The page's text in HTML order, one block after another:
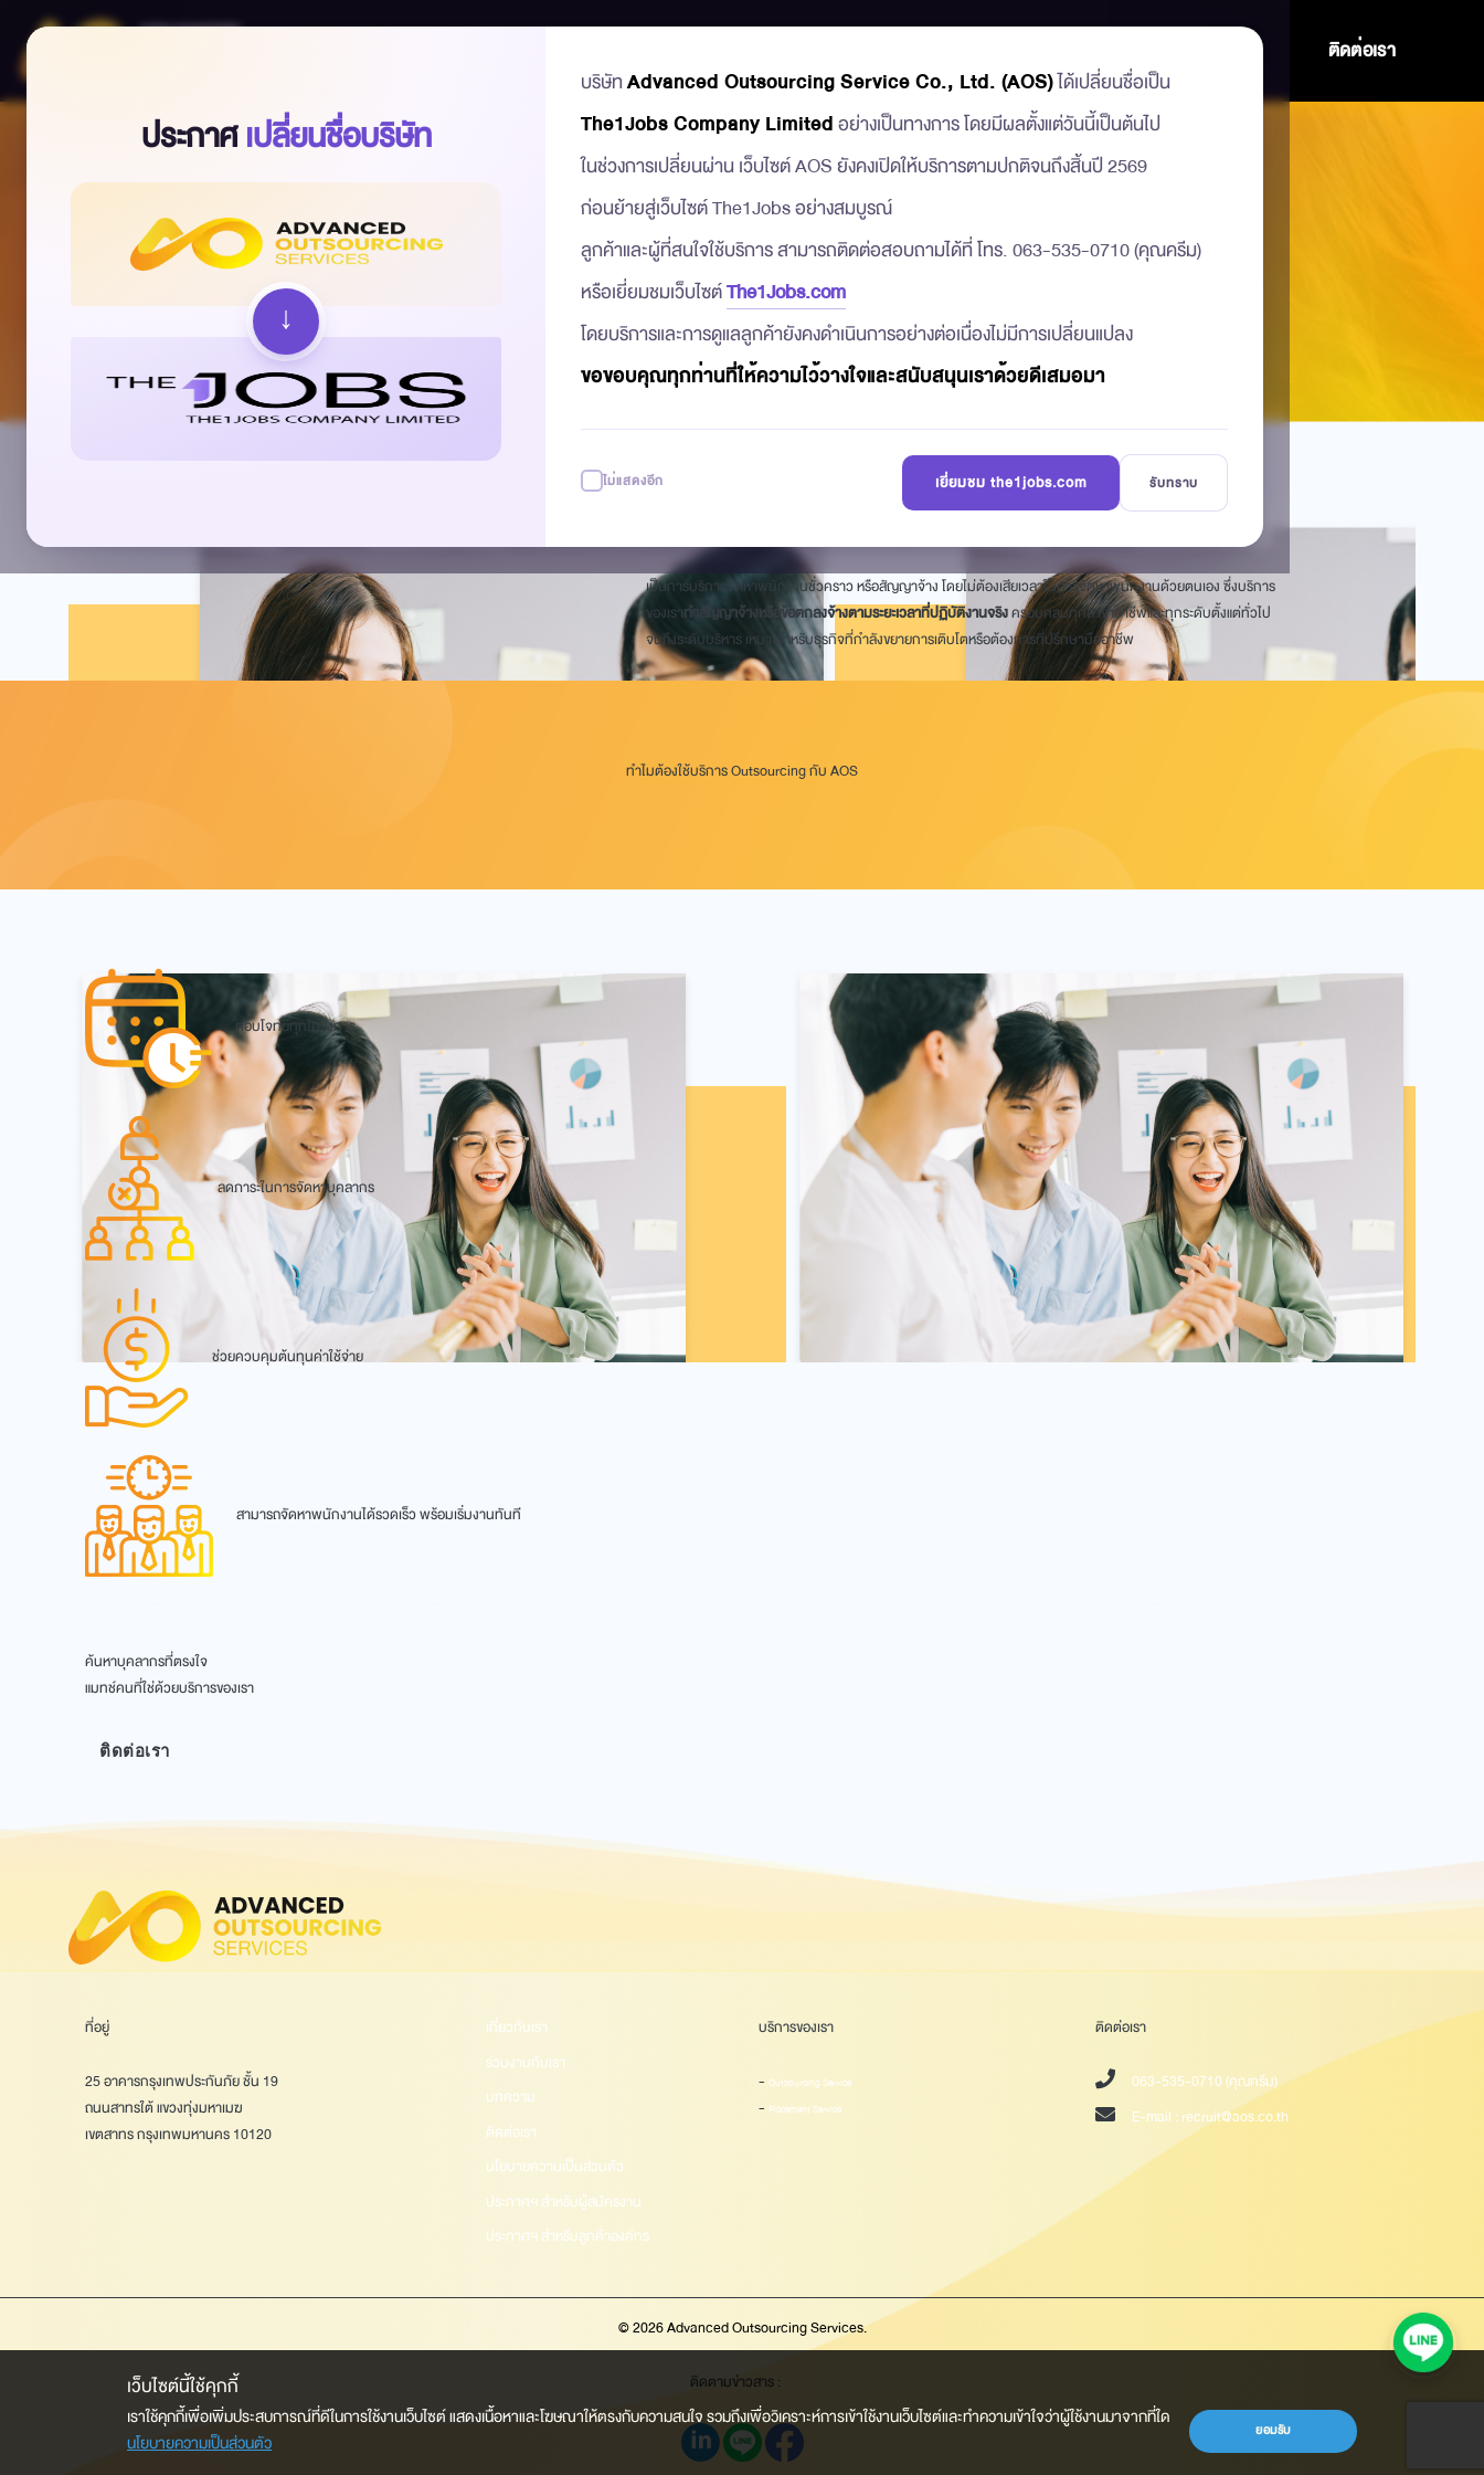
ติดต่อเรา
ประกาศเปลี่ยนชื่อบริษัท
↓
บริษัทAdvanced Outsourcing Service Co., Ltd. (AOS)ได้เปลี่ยนชื่อเป็น
The1Jobs Company Limitedอย่างเป็นทางการ โดยมีผลตั้งแต่วันนี้เป็นต้นไป
ในช่วงการเปลี่ยนผ่าน เว็บไซต์ AOS ยังคงเปิดให้บริการตามปกติจนถึงสิ้นปี 2569
ก่อนย้ายสู่เว็บไซต์ The1Jobs อย่างสมบูรณ์
ลูกค้าและผู้ที่สนใจใช้บริการ สามารถติดต่อสอบถามได้ที่ โทร. 063-535-0710 (คุณครีม)
หรือเยี่ยมชมเว็บไซต์The1Jobs.com
โดยบริการและการดูแลลูกค้ายังคงดำเนินการอย่างต่อเนื่องไม่มีการเปลี่ยนแปลง
ขอขอบคุณทุกท่านที่ให้ความไว้วางใจและสนับสนุนเราด้วยดีเสมอมา
ไม่แสดงอีก เยี่ยมชม the1jobs.com รับทราบ
บริการ Outsource
เป็นการบริการจัดหาพนักงานชั่วคราว หรือสัญญาจ้าง โดยไม่ต้องเสียเวลาในการจัดหาพนักงานด้วยตนเอง ซึ่งบริการ
ของเราทำสัญญาจ้างหรือข้อตกลงจ้างตามระยะเวลาที่ปฏิบัติงานจริงครอบคลุมทุกสาขาอาชีพและทุกระดับตั้งแต่ทั่วไป
จนถึงระดับบริหาร เหมาะสำหรับธุรกิจที่กำลังขยายการเติบโตหรือต้องการที่ปรึกษามืออาชีพ
ทำไมต้องใช้บริการ Outsourcing กับ AOS
ตอบโจทย์ทุกโครงการ
ลดภาระในการจัดหาบุคลากร
ช่วยควบคุมต้นทุนค่าใช้จ่าย
สามารถจัดหาพนักงานได้รวดเร็ว พร้อมเริ่มงานทันที
ค้นหาบุคลากรที่ตรงใจ
แมทช์คนที่ใช่ด้วยบริการของเรา
ติดต่อเรา
เว็บไซต์นี้ใช้คุกกี้
เราใช้คุกกี้เพื่อเพิ่มประสบการณ์ที่ดีในการใช้งานเว็บไซต์ แสดงเนื้อหาและโฆษณาให้ตรงกับความสนใจ รวมถึงเพื่อวิเคราะห์การเข้าใช้งานเว็บไซต์และทำความเข้าใจว่าผู้ใช้งานมาจากที่ใด
นโยบายความเป็นส่วนตัว
ยอมรับ
ที่อยู่
25 อาคารกรุงเทพประกันภัย ชั้น 19
ถนนสาทรใต้ แขวงทุ่งมหาเมฆ
เขตสาทร กรุงเทพมหานคร 10120
เกี่ยวกับเรา
ร่วมงานกับเรา
บทความ
ติดต่อเรา
นโยบายความเป็นส่วนตัว
ประกาศฯ สำหรับผู้สมัครงาน
ประกาศฯ สำหรับลูกค้าองค์กร
บริการของเรา
- Outsourcing Service
- Placement Service
ติดต่อเรา
063-535-0710 (คุณครีม)
E-mail :recruit@aos.co.th
© 2026 Advanced Outsourcing Services.
ติดตามข่าวสาร :